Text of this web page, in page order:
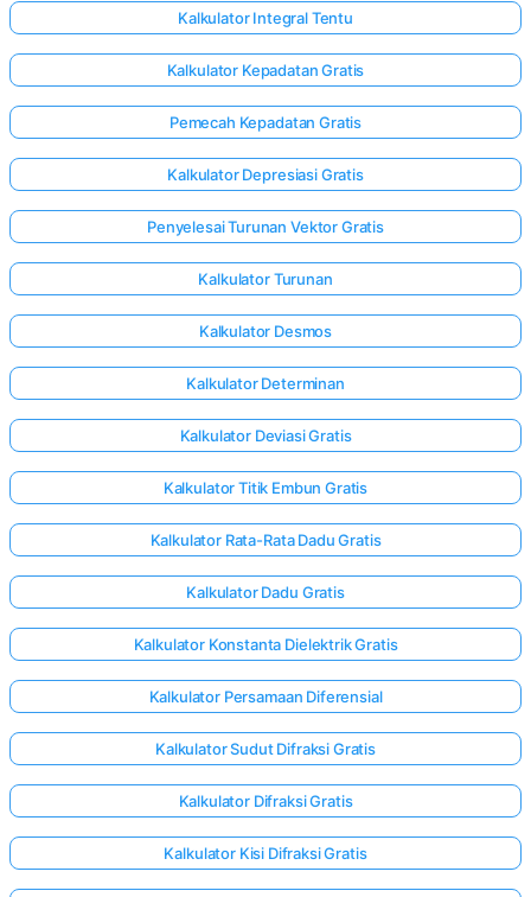
Masuk
di sini!
Kalkulator Integral Tentu
Kalkulator Kepadatan Gratis
Pemecah Kepadatan Gratis
Kalkulator Depresiasi Gratis
Penyelesai Turunan Vektor Gratis
Kalkulator Turunan
Kalkulator Desmos
Kalkulator Determinan
Kalkulator Deviasi Gratis
Kalkulator Titik Embun Gratis
Kalkulator Rata-Rata Dadu Gratis
Kalkulator Dadu Gratis
Kalkulator Konstanta Dielektrik Gratis
Kalkulator Persamaan Diferensial
Kalkulator Sudut Difraksi Gratis
Kalkulator Difraksi Gratis
Kalkulator Kisi Difraksi Gratis